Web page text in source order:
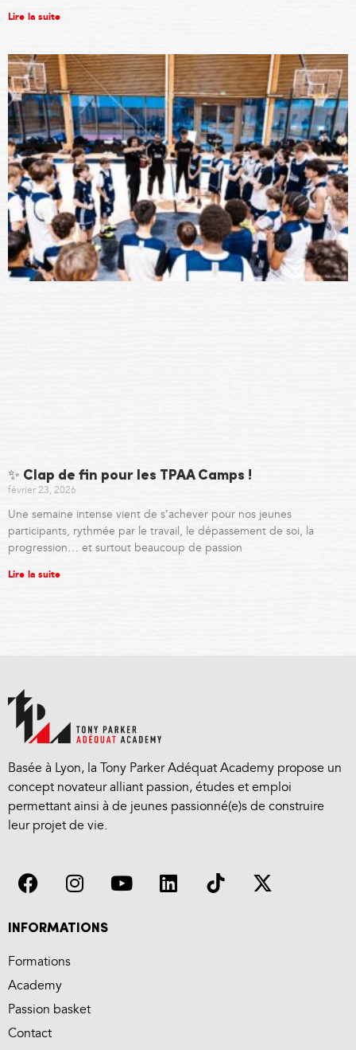
Lire la suite
✨ Clap de fin pour les TPAA Camps !
février 23, 2026
Une semaine intense vient de s’achever pour nos jeunes
participants, rythmée par le travail, le dépassement de soi, la
progression… et surtout beaucoup de passion
Lire la suite
Basée à Lyon, la Tony Parker Adéquat Academy propose un
concept novateur alliant passion, études et emploi
permettant ainsi à de jeunes passionné(e)s de construire
leur projet de vie.
INFORMATIONS
Formations
Academy
Passion basket
Contact